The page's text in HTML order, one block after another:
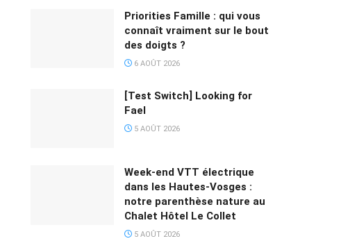
Priorities Famille : qui vous
connaît vraiment sur le bout
des doigts ?
6 AOÛT 2026
[Test Switch] Looking for
Fael
5 AOÛT 2026
Week-end VTT électrique
dans les Hautes-Vosges :
notre parenthèse nature au
Chalet Hôtel Le Collet
5 AOÛT 2026